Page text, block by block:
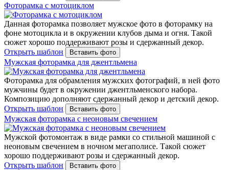
Фоторамка с мотоциклом
Данная фоторамка позволяет мужское фото в фоторамку на
фоне мотоцикла и в окружении клубов дыма и огня. Такой
сюжет хорошо поддерживают розы и сдержанный декор.
Открыть шаблон
Вставить фото
Мужская фоторамка для джентльмена
Фоторамка для обрамления мужских фотографий, в ней фото
мужчины будет в окружении джентльменского набора.
Композицию дополняют сдержанный декор и детский декор.
Открыть шаблон
Вставить фото
Мужская фоторамка с неоновым свечением
Мужской фотомонтаж в виде рамки со стильной машиной с
неоновым свечением в ночном мегаполисе. Такой сюжет
хорошо поддерживают розы и сдержанный декор.
Открыть шаблон
Вставить фото